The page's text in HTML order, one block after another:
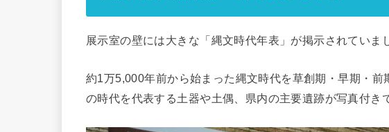
展示室の壁には大きな「縄文時代年表」が掲示されていま
約1万5,000年前から始まった縄文時代を草創期・早期・
の時代を代表する土器や土偶、県内の主要遺跡が写真付き